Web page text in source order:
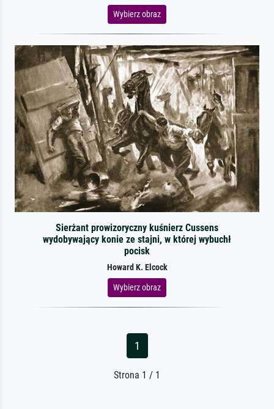
Wybierz obraz
Sierżant prowizoryczny kuśnierz Cussens
wydobywający konie ze stajni, w której wybuchł
pocisk
Howard K. Elcock
Wybierz obraz
1
Strona 1 / 1